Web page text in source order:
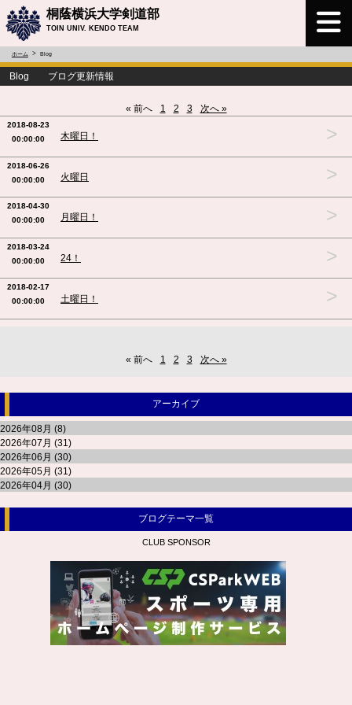
桐蔭横浜大学剣道部
TOIN UNIV. KENDO TEAM
ホーム Blog
Blog ブログ更新情報
« 前へ 1 2 3 次へ »
2018-08-23
00:00:00
木曜日！ >
2018-06-26
00:00:00
火曜日 >
2018-04-30
00:00:00
月曜日！ >
2018-03-24
00:00:00
24！ >
2018-02-17
00:00:00
土曜日！ >
« 前へ 1 2 3 次へ »
アーカイブ
2026年08月 (8)
2026年07月 (31)
2026年06月 (30)
2026年05月 (31)
2026年04月 (30)
ブログテーマ一覧
CLUB SPONSOR